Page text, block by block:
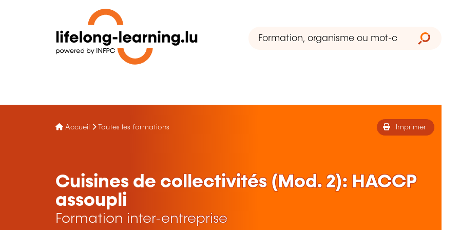
Accueil Toutes les formations Imprimer
Cuisines de collectivités (Mod. 2): HACCP
assoupli
Formation inter-entreprise